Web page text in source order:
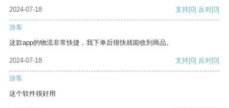
2024-07-18 支持[0] 反对[0]
游客
这款app的物流非常快捷，我下单后很快就能收到商品。
2024-07-18 支持[0] 反对[0]
游客
这个软件很好用